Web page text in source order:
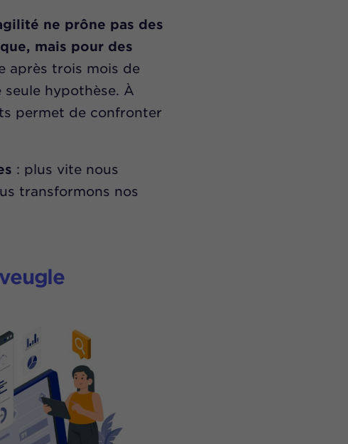
ne prône pas des
mais pour des
après trois mois de
hypothèse. À
permet de confronter
: plus vite nous
transformons nos